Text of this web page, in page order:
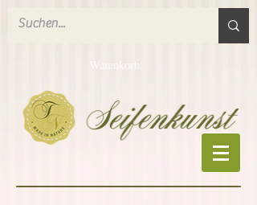
Warenkorb: